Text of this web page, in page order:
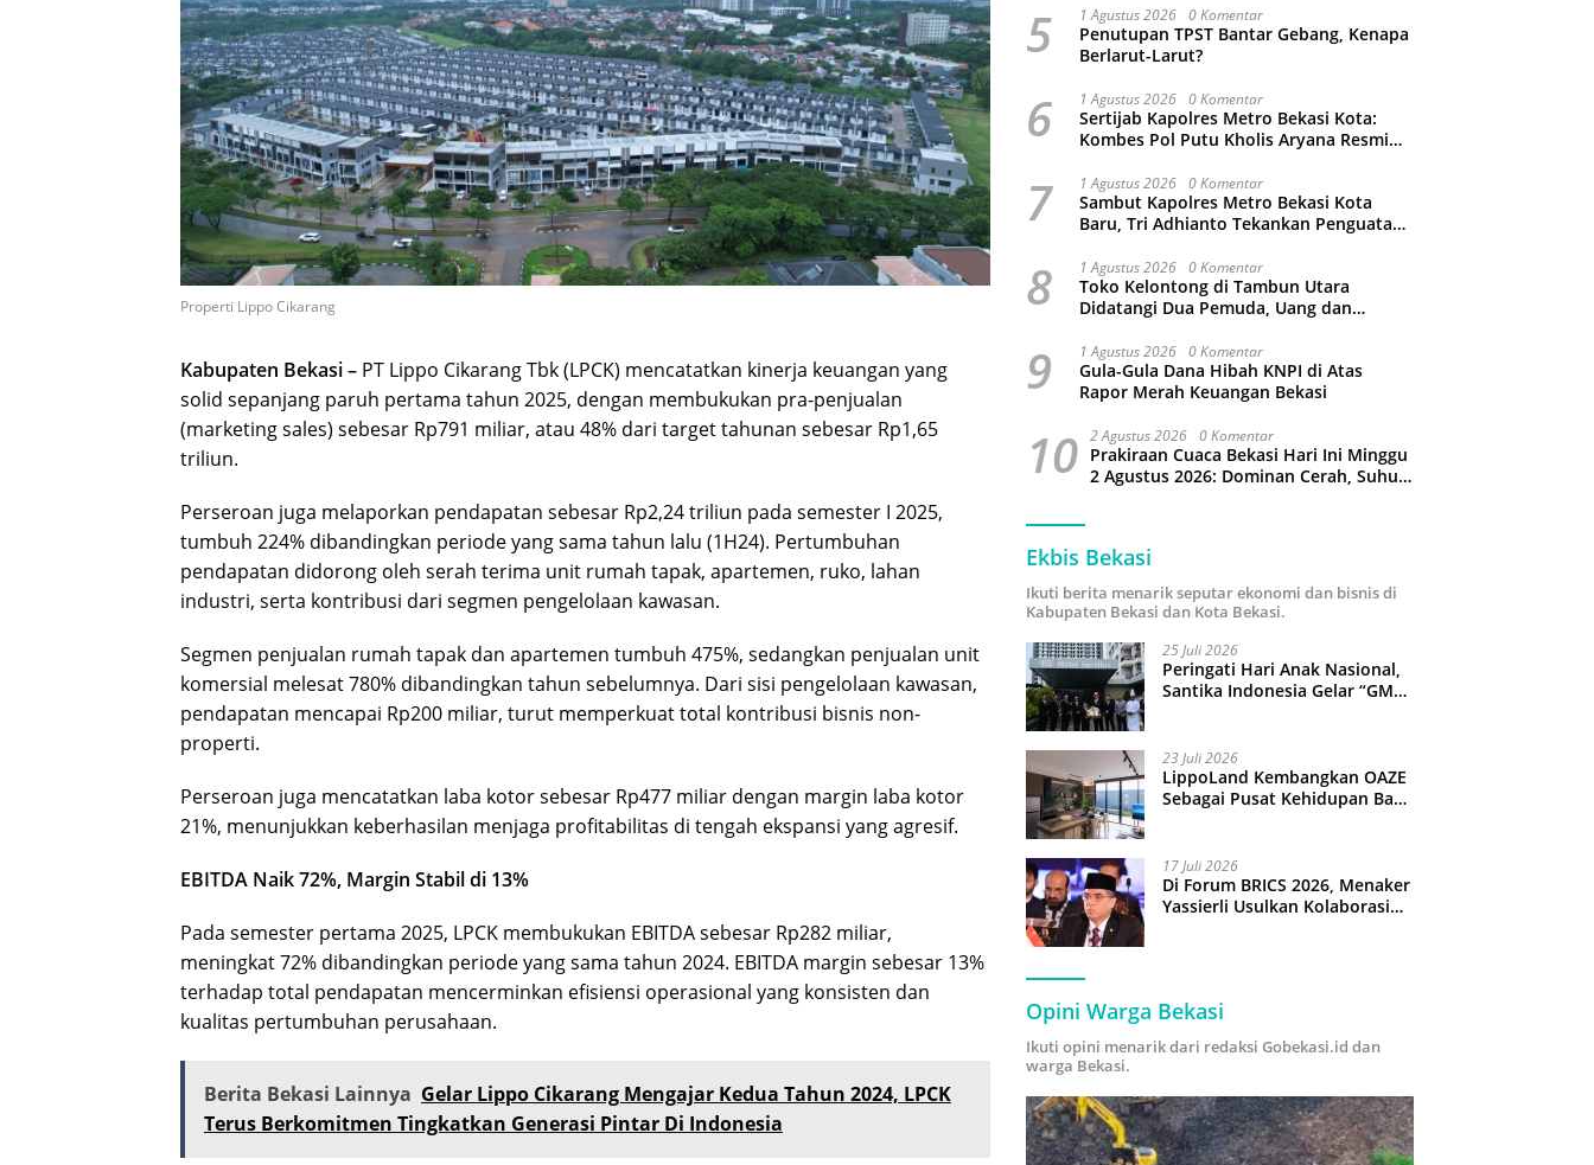
Properti Lippo Cikarang
Kabupaten Bekasi – PT Lippo Cikarang Tbk (LPCK) mencatatkan kinerja keuangan yang
solid sepanjang paruh pertama tahun 2025, dengan membukukan pra-penjualan
(marketing sales) sebesar Rp791 miliar, atau 48% dari target tahunan sebesar Rp1,65
triliun.
Perseroan juga melaporkan pendapatan sebesar Rp2,24 triliun pada semester I 2025,
tumbuh 224% dibandingkan periode yang sama tahun lalu (1H24). Pertumbuhan
pendapatan didorong oleh serah terima unit rumah tapak, apartemen, ruko, lahan
industri, serta kontribusi dari segmen pengelolaan kawasan.
Segmen penjualan rumah tapak dan apartemen tumbuh 475%, sedangkan penjualan unit
komersial melesat 780% dibandingkan tahun sebelumnya. Dari sisi pengelolaan kawasan,
pendapatan mencapai Rp200 miliar, turut memperkuat total kontribusi bisnis non-
properti.
Perseroan juga mencatatkan laba kotor sebesar Rp477 miliar dengan margin laba kotor
21%, menunjukkan keberhasilan menjaga profitabilitas di tengah ekspansi yang agresif.
EBITDA Naik 72%, Margin Stabil di 13%
Pada semester pertama 2025, LPCK membukukan EBITDA sebesar Rp282 miliar,
meningkat 72% dibandingkan periode yang sama tahun 2024. EBITDA margin sebesar 13%
terhadap total pendapatan mencerminkan efisiensi operasional yang konsisten dan
kualitas pertumbuhan perusahaan.
Berita Bekasi Lainnya Gelar Lippo Cikarang Mengajar Kedua Tahun 2024, LPCK
Terus Berkomitmen Tingkatkan Generasi Pintar Di Indonesia
Malah Ikut-Ikutan!
5 1 Agustus 2026 0 Komentar
Penutupan TPST Bantar Gebang, Kenapa
Berlarut-Larut?
6 1 Agustus 2026 0 Komentar
Sertijab Kapolres Metro Bekasi Kota:
Kombes Pol Putu Kholis Aryana Resmi
Bintoro
7 1 Agustus 2026 0 Komentar
Sambut Kapolres Metro Bekasi Kota
Baru, Tri Adhianto Tekankan Penguatan
8 1 Agustus 2026 0 Komentar
Toko Kelontong di Tambun Utara
Didatangi Dua Pemuda, Uang dan
9 1 Agustus 2026 0 Komentar
Gula-Gula Dana Hibah KNPI di Atas
Rapor Merah Keuangan Bekasi
10 2 Agustus 2026 0 Komentar
Prakiraan Cuaca Bekasi Hari Ini Minggu
2 Agustus 2026: Dominan Cerah, Suhu
Ekbis Bekasi
Ikuti berita menarik seputar ekonomi dan bisnis di
Kabupaten Bekasi dan Kota Bekasi.
25 Juli 2026
Peringati Hari Anak Nasional,
Santika Indonesia Gelar “GM
23 Juli 2026
LippoLand Kembangkan OAZE
Sebagai Pusat Kehidupan Baru
17 Juli 2026
Di Forum BRICS 2026, Menaker
Yassierli Usulkan Kolaborasi
Opini Warga Bekasi
Ikuti opini menarik dari redaksi Gobekasi.id dan
warga Bekasi.